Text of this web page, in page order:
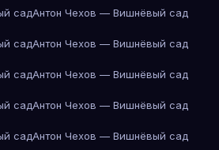
садАнтон Чехов — Вишнёвый сад
садАнтон Чехов — Вишнёвый сад
садАнтон Чехов — Вишнёвый сад
садАнтон Чехов — Вишнёвый сад
садАнтон Чехов — Вишнёвый сад